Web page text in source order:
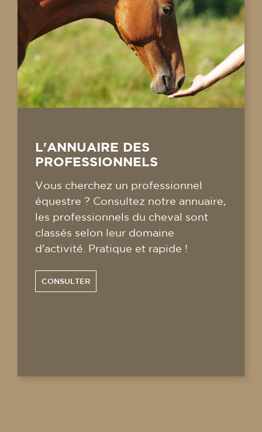
L'ANNUAIRE DES
PROFESSIONNELS
Vous cherchez un professionnel
équestre ? Consultez notre annuaire,
les professionnels du cheval sont
classés selon leur domaine
d'activité. Pratique et rapide !
CONSULTER